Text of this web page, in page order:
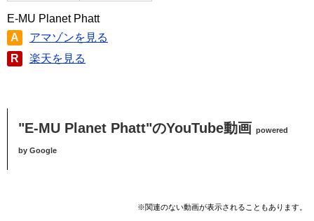
E-MU Planet Phatt
A
アマゾンを見る
R
楽天を見る
"E-MU Planet Phatt"のYouTube動画 powered
by Google
※関連のない動画が表示されることもあります。